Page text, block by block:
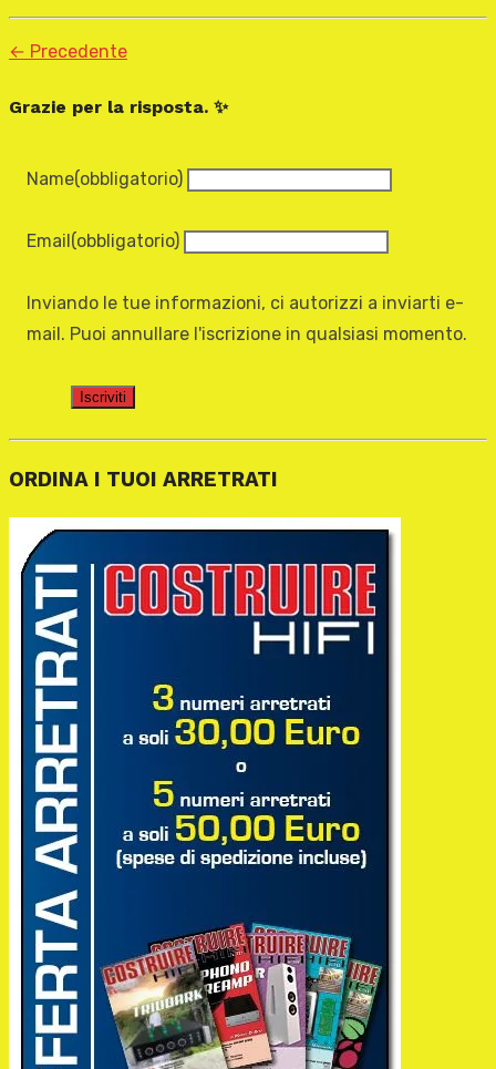
← Precedente
Grazie per la risposta. ✨
Name(obbligatorio)
Email(obbligatorio)
Inviando le tue informazioni, ci autorizzi a inviarti e-
mail. Puoi annullare l'iscrizione in qualsiasi momento.
Iscriviti
ORDINA I TUOI ARRETRATI